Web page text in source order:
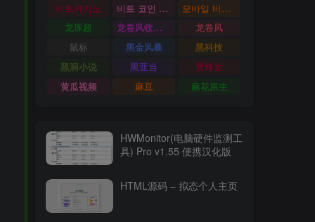
비트카지노
비트 코인 온라인 카지노
모바일 비트 코인 카지노
龙珠超
龙卷风收音机
龙卷风
鼠标
黑金风暴
黑科技
黑洞小说
黑亚当
黄蜂女
黄瓜视频
麻豆 麻花原生
HWMonitor(电脑硬件监测工
具) Pro v1.55 便携汉化版
HTML源码 – 拟态个人主页